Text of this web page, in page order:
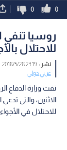
0
0
روسيا تنفي
للاحتلال
نشر :23:19 2018/5/28
عربي دولي
نفت وزارة الدفاع
الاثنين، والتي
للاحتلال في الأجواء